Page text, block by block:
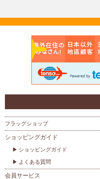
フラッグショップ
ショッピングガイド
ショッピングガイド
よくある質問
会員サービス